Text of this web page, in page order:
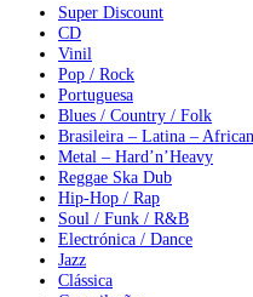
Super Discount
CD
Vinil
Pop / Rock
Portuguesa
Blues / Country / Folk
Brasileira – Latina –
Metal – Hard’n’Heavy
Reggae Ska Dub
Hip-Hop / Rap
Soul / Funk / R&B
Electrónica / Dance
Jazz
Clássica